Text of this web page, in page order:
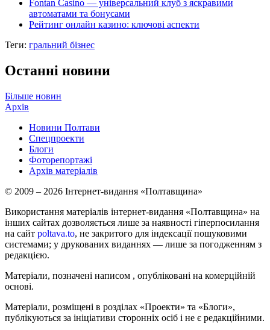
Fontan Casino — універсальний клуб з яскравими
автоматами та бонусами
Рейтинг онлайн казино: ключові аспекти
Теги: гральний бізнес
Останні новини
Більше новин
Архів
Новини Полтави
Спецпроекти
Блоги
Фоторепортажі
Архів матеріалів
© 2009 – 2026 Інтернет-видання «Полтавщина»
Використання матеріалів інтернет-видання «Полтавщина» на
інших сайтах дозволяється лише за наявності гіперпосилання
на сайт poltava.to, не закритого для індексації пошуковими
системами; у друкованих виданнях — лише за погодженням з
редакцією.
Матеріали, позначені написом , опубліковані на комерційній
основі.
Матеріали, розміщені в розділах «Проекти» та «Блоги»,
публікуються за ініціативи сторонніх осіб і не є редакційними.